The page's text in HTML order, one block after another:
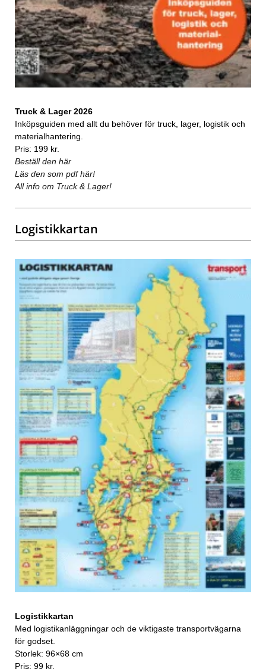
Truck & Lager 2026
Inköpsguiden med allt du behöver för truck, lager, logistik och
materialhantering.
Pris: 199 kr.
Beställ den här
Läs den som pdf här!
All info om Truck & Lager!
Logistikkartan
Logistikkartan
Med logistikanläggningar och de viktigaste transportvägarna
för godset.
Storlek: 96×68 cm
Pris: 99 kr.